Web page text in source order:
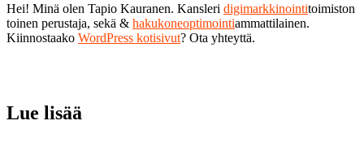
Hei! Minä olen Tapio Kauranen. Kansleri digimarkkinointitoimiston
toinen perustaja, sekä & hakukoneoptimointiammattilainen.
Kiinnostaako WordPress kotisivut? Ota yhteyttä.
Lue lisää